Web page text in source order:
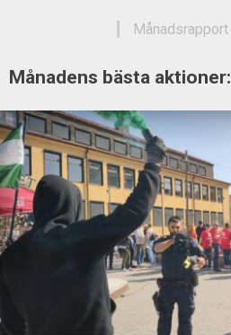
Månadsrapport
Månadens bästa aktioner: